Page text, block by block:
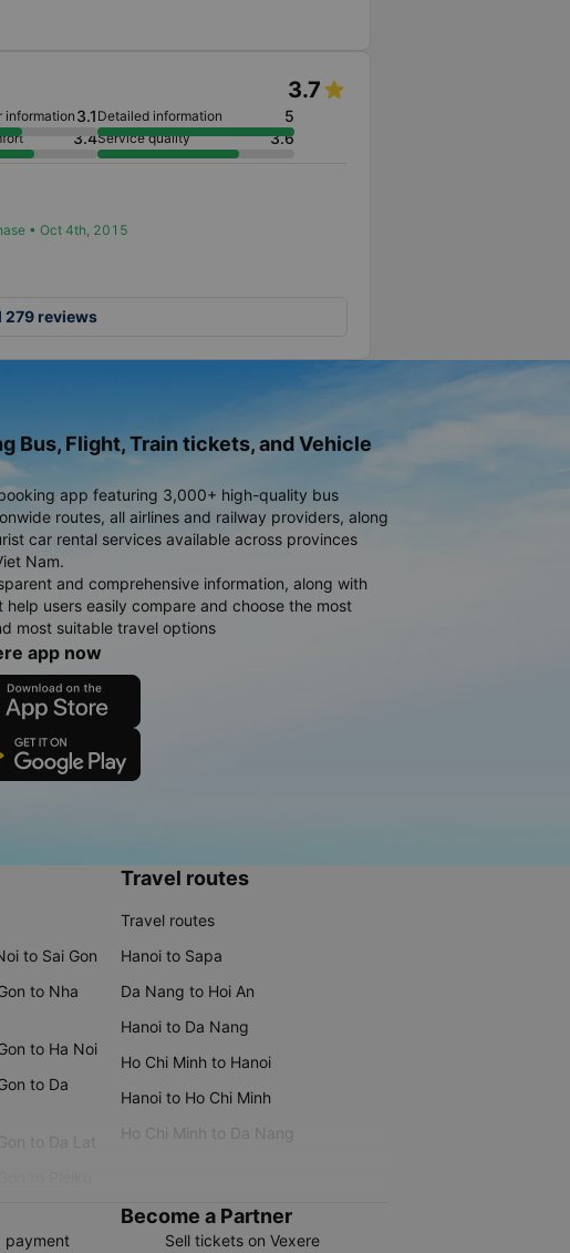
3.7
information 3.1 Detailed information 5
3.4Service quality 3.6
• Oct 4th, 2015
279 reviews
Bus, Flight, Train tickets, and Vehicle
app featuring 3,000+ high-quality bus
routes, all airlines and railway providers, along
car rental services available across provinces
Nam.
and comprehensive information, along with
help users easily compare and choose the most
most suitable travel options
app now
to Sai Gon
to Nha
to Ha Noi
to Da
to Da Lat
Travel routes
Travel routes
Hanoi to Sapa
Da Nang to Hoi An
Hanoi to Da Nang
Ho Chi Minh to Hanoi
Hanoi to Ho Chi Minh
Ho Chi Minh to Da Nang
payment
Become a Partner
Sell tickets on Vexere